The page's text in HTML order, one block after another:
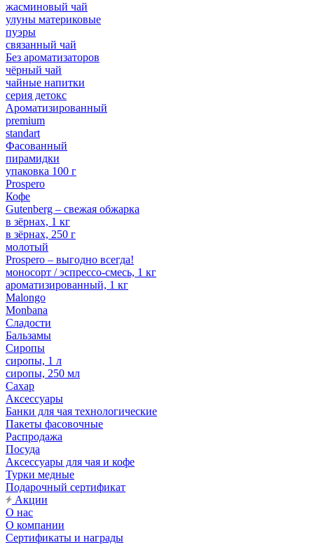
жасминовый чай
улуны материковые
пуэры
связанный чай
Без ароматизаторов
чёрный чай
чайные напитки
серия детокс
Ароматизированный
premium
standart
Фасованный
пирамидки
упаковка 100 г
Prospero
Кофе
Gutenberg – свежая обжарка
в зёрнах, 1 кг
в зёрнах, 250 г
молотый
Prospero – выгодно всегда!
моносорт / эспрессо-смесь, 1 кг
ароматизированный, 1 кг
Malongo
Monbana
Сладости
Бальзамы
Сиропы
сиропы, 1 л
сиропы, 250 мл
Сахар
Аксессуары
Банки для чая технологические
Пакеты фасовочные
Распродажа
Посуда
Аксессуары для чая и кофе
Турки медные
Подарочный сертификат
Акции
О нас
О компании
Сертификаты и награды